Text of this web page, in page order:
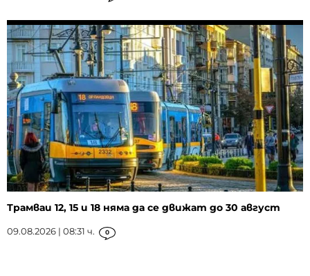
Трамваи 12, 15 и 18 няма да се движат до 30 август
09.08.2026 | 08:31 ч. 0